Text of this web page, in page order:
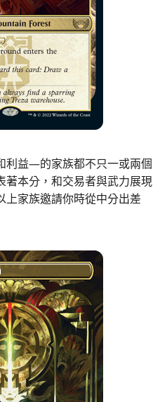
利益—的家族都不只一或兩個
著本分，和交易者與武力展現
上家族邀請你時從中分出差